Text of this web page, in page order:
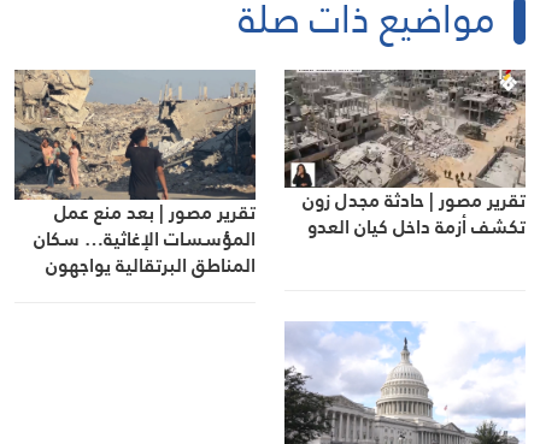
مواضيع ذات صلة
تقرير مصور | حادثة مجدل زون
تكشف أزمة داخل كيان العدو تقرير مصور | بعد منع عمل
المؤسسات الإغاثية… سكان
المناطق البرتقالية يواجهون